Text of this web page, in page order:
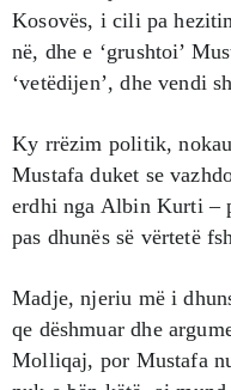
Kosovës, i cili pa
në, dhe e ‘grushtoi’
‘vetëdijen’, dhe vendi
Ky rrëzim politik,
Mustafa duket se
erdhi nga Albin Kurti –
pas dhunës së vërtetë
Madje, njeriu më i
qe dëshmuar dhe
Molliqaj, por Mustafa